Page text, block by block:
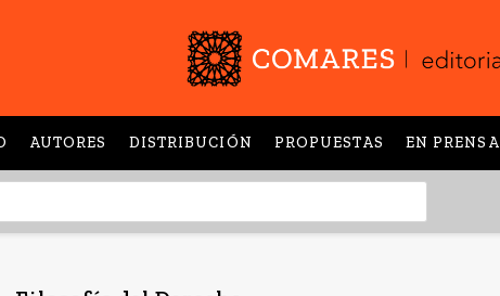
AUTORES DISTRIBUCIÓN PROPUESTAS EN PRENSA